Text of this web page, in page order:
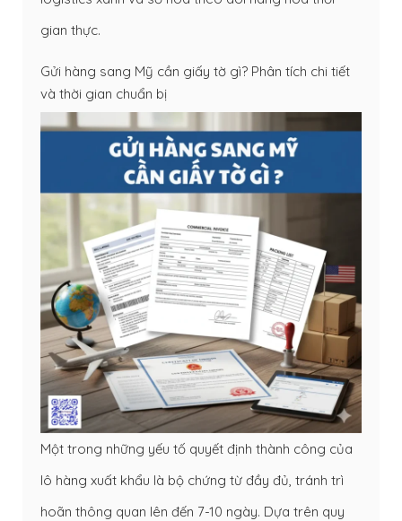
gian thực.
Gửi hàng sang Mỹ cần giấy tờ gì? Phân tích chi tiết
và thời gian chuẩn bị
Một trong những yếu tố quyết định thành công của
lô hàng xuất khẩu là bộ chứng từ đầy đủ, tránh trì
hoãn thông quan lên đến 7-10 ngày. Dựa trên quy